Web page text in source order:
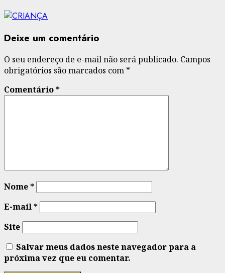
Deixe um comentário
O seu endereço de e-mail não será publicado. Campos
obrigatórios são marcados com *
Comentário*
Nome*
E-mail*
Site
Salvar meus dados neste navegador para a
próxima vez que eu comentar.